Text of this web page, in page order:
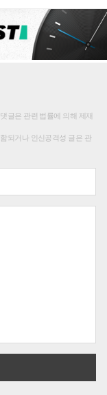
글은 관련 법률에 의해 제재
되거나 인신공격성 글은 관